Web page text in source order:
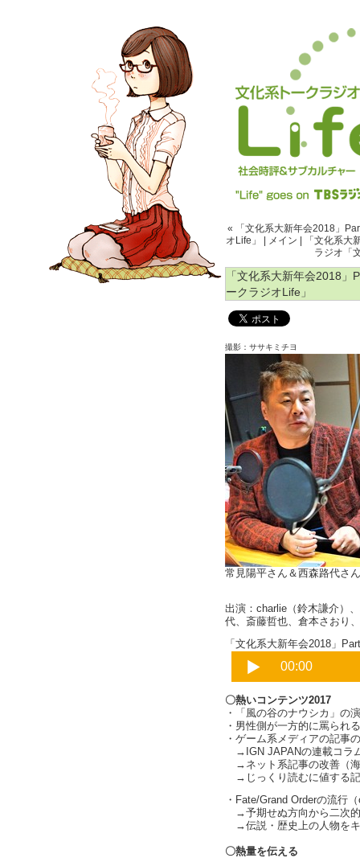
« 「文化系大新年会2018」
オLife」
メイン
「文化系
ラジオ「
「文化系大新年会2018
ークラジオLife」
撮影：ササキミチヨ
常見陽平さん＆西森路代さん
出演：charlie（鈴木謙介）
代、斎藤哲也、倉本さおり
「文化系大新年会2018」
〇熱いコンテンツ2017
・「風の谷のナウシカ」の
・男性側が一方的に罵られ
・ゲーム系メディアの記事
→IGN JAPANの連載コラ
→ネット系記事の改善（
→じっくり読むに値する
・Fate/Grand Orderの流行
→予期せぬ方向から二次
→伝説・歴史上の人物を
〇熱量を伝える